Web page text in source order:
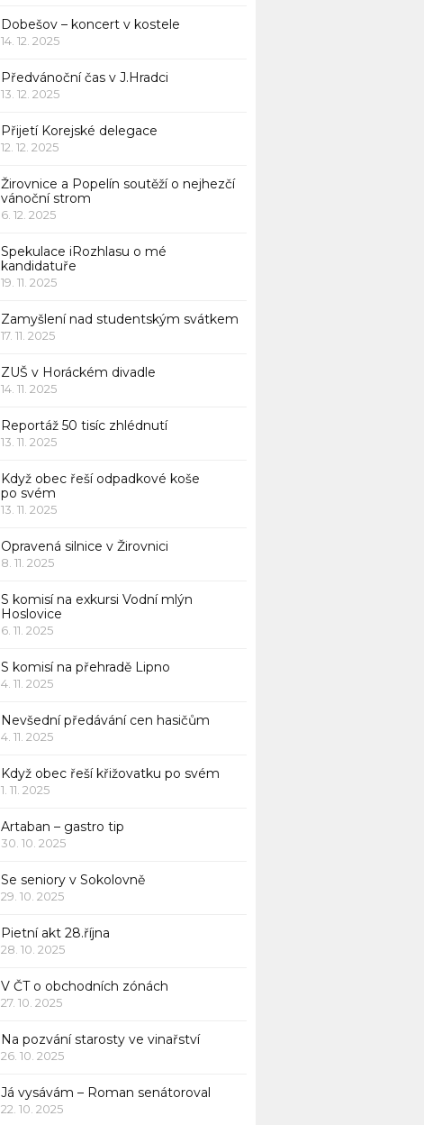
Dobešov – koncert v kostele
14. 12. 2025
Předvánoční čas v J.Hradci
13. 12. 2025
Přijetí Korejské delegace
12. 12. 2025
Žirovnice a Popelín soutěží o nejhezčí
vánoční strom
6. 12. 2025
Spekulace iRozhlasu o mé
kandidatuře
19. 11. 2025
Zamyšlení nad studentským svátkem
17. 11. 2025
ZUŠ v Horáckém divadle
14. 11. 2025
Reportáž 50 tisíc zhlédnutí
13. 11. 2025
Když obec řeší odpadkové koše
po svém
13. 11. 2025
Opravená silnice v Žirovnici
8. 11. 2025
S komisí na exkursi Vodní mlýn
Hoslovice
6. 11. 2025
S komisí na přehradě Lipno
4. 11. 2025
Nevšední předávání cen hasičům
4. 11. 2025
Když obec řeší křižovatku po svém
1. 11. 2025
Artaban – gastro tip
30. 10. 2025
Se seniory v Sokolovně
29. 10. 2025
Pietní akt 28.října
28. 10. 2025
V ČT o obchodních zónách
27. 10. 2025
Na pozvání starosty ve vinařství
26. 10. 2025
Já vysávám – Roman senátoroval
22. 10. 2025